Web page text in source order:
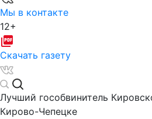
Мы в контакте
12+
Скачать газету
Лучший гособвинитель
Кирово-Чепецке